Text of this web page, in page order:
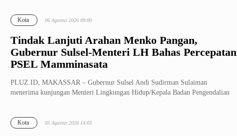
Tindak Lanjuti Arahan Menko Pangan,
Gubernur Sulsel-Menteri LH Bahas Percepatan
PSEL Mamminasata
Kota 06 Agustus 2026 09:00
PLUZ.ID, MAKASSAR – Gubernur Sulsel Andi Sudirman Sulaiman
menerima kunjungan Menteri Lingkungan Hidup/Kepala Badan Pengendalian
Kota 05 Agustus 2026 14:03